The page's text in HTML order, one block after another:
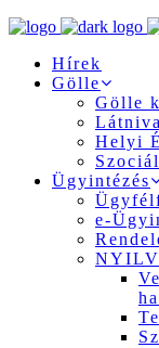
Hírek
Gölle
Gölle
Helyi
Ügyintézés
e-